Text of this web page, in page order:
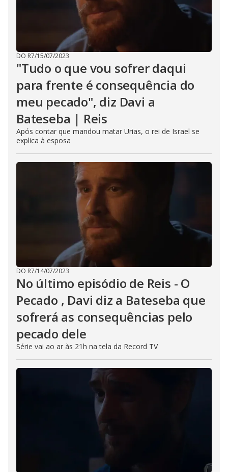
DO R7/15/07/2023
"Tudo o que vou sofrer daqui
para frente é consequência do
meu pecado", diz Davi a
Bateseba | Reis
Após contar que mandou matar Urias, o rei de Israel se
explica à esposa
DO R7/14/07/2023
No último episódio de Reis - O
Pecado , Davi diz a Bateseba que
sofrerá as consequências pelo
pecado dele
Série vai ao ar às 21h na tela da Record TV